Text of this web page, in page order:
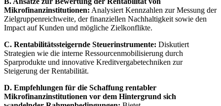
Mikrofinanzinstitutionen: Analysiert Kennzahlen zur Messung der
Zielgruppenreichweite, der finanziellen Nachhaltigkeit sowie den
Impact auf Kunden und mögliche Zielkonflikte.
C. Rentabilitätssteigernde Steuerinstrumente: Diskutiert
Strategien wie die interne Ressourcenmobilisierung durch
Sparprodukte und innovative Kreditvergabetechniken zur
Steigerung der Rentabilität.
D. Empfehlungen für die Schaffung rentabler
Mikrofinanzinstitutionen vor dem Hintergrund sich